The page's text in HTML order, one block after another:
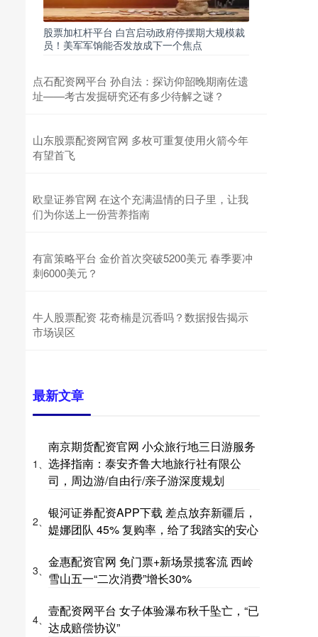
股票加杠杆平台 白宫启动政府停摆期大规模裁
员！美军军饷能否发放成下一个焦点
点石配资网平台 孙自法：探访仰韶晚期南佐遗
址——考古发掘研究还有多少待解之谜？
山东股票配资网官网 多枚可重复使用火箭今年
有望首飞
欧皇证券官网 在这个充满温情的日子里，让我
们为你送上一份营养指南
有富策略平台 金价首次突破5200美元 春季要冲
刺6000美元？
牛人股票配资 花奇楠是沉香吗？数据报告揭示
市场误区
最新文章
1、
南京期货配资官网 小众旅行地三日游服务
选择指南：泰安齐鲁大地旅行社有限公
司，周边游/自由行/亲子游深度规划
2、
银河证券配资APP下载 差点放弃新疆后，
媞娜团队 45% 复购率，给了我踏实的安心
3、
金惠配资官网 免门票+新场景揽客流 西岭
雪山五一“二次消费”增长30%
4、
壹配资网平台 女子体验瀑布秋千坠亡，“已
达成赔偿协议”